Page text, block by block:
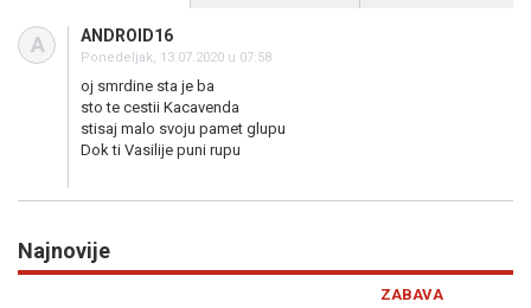
A ANDROID16
Ponedeljak, 13.07.2020 u 07:58
oj smrdine sta je ba
sto te cestii Kacavenda
stisaj malo svoju pamet glupu
Dok ti Vasilije puni rupu
Najnovije